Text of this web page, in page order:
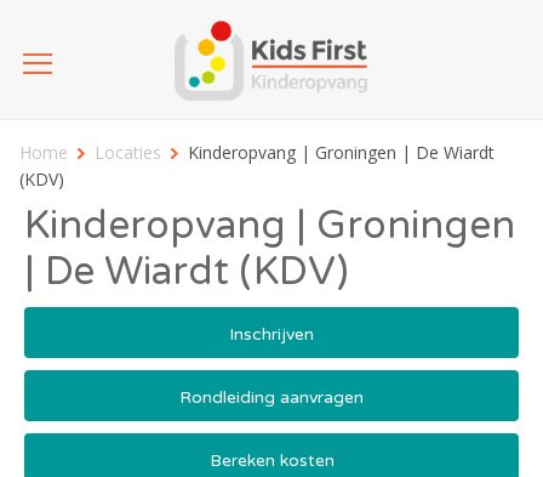
Home Locaties
Kinderopvang | Groningen | De Wiardt
(KDV)
Kinderopvang | Groningen
| De Wiardt (KDV)
Inschrijven
Rondleiding aanvragen
Bereken kosten